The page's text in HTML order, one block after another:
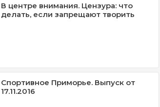
В центре внимания. Цензура: что
делать, если запрещают творить
Спортивное Приморье. Выпуск от
17.11.2016